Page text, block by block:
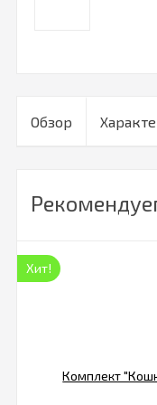
Обзор
Хит!